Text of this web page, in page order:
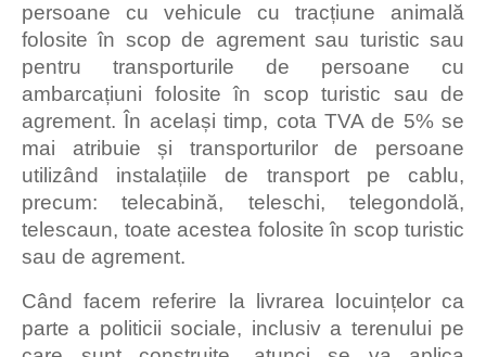
persoane cu vehicule cu tracțiune animală
folosite în scop de agrement sau turistic sau
pentru transporturile de persoane cu
ambarcațiuni folosite în scop turistic sau de
agrement. În același timp, cota TVA de 5% se
mai atribuie și transporturilor de persoane
utilizând instalațiile de transport pe cablu,
precum: telecabină, teleschi, telegondolă,
telescaun, toate acestea folosite în scop turistic
sau de agrement.
Când facem referire la livrarea locuințelor ca
parte a politicii sociale, inclusiv a terenului pe